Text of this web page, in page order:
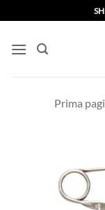
to
content
Prima